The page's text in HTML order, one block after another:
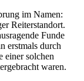
im Namen:
Reiterstandort.
Funde
erstmals durch
einer solchen
waren.